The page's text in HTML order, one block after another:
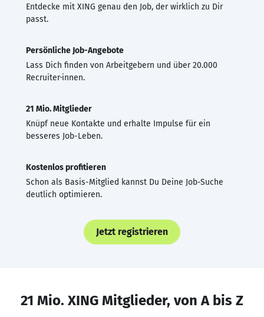
Entdecke mit XING genau den Job, der wirklich zu Dir
passt.
Persönliche Job-Angebote
Lass Dich finden von Arbeitgebern und über 20.000
Recruiter·innen.
21 Mio. Mitglieder
Knüpf neue Kontakte und erhalte Impulse für ein
besseres Job-Leben.
Kostenlos profitieren
Schon als Basis-Mitglied kannst Du Deine Job-Suche
deutlich optimieren.
Jetzt registrieren
21 Mio. XING Mitglieder, von A bis Z